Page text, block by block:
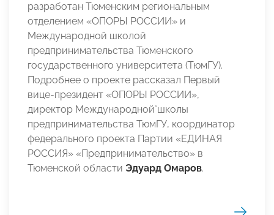
разработан Тюменским региональным
отделением «ОПОРЫ РОССИИ» и
Международной школой
предпринимательства Тюменского
государственного университета (ТюмГУ).
Подробнее о проекте рассказал Первый
вице-президент «ОПОРЫ РОССИИ»,
директор Международной̆ школы
предпринимательства ТюмГУ, координатор
федерального проекта Партии «ЕДИНАЯ
РОССИЯ» «Предпринимательство» в
Тюменской области Эдуард Омаров.